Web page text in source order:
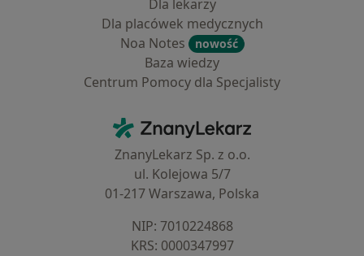
Dla lekarzy
Dla placówek medycznych
Noa Notes
nowość
Baza wiedzy
Centrum Pomocy dla Specjalisty
ZnanyLekarz - Strona główna
ZnanyLekarz Sp. z o.o.
ul. Kolejowa 5/7
01-217 Warszawa, Polska
NIP: ⁠7010224868
KRS: ⁠0000347997